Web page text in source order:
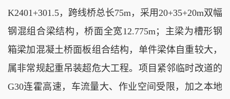
K2401+301.5，跨线桥总长75m，采用20+35+20m双幅
钢混组合梁结构，桥面全宽12.775m；主梁为槽形钢
箱梁加混凝土桥面板组合结构，单件梁体自重较大，
属非常规起重吊装超危大工程。项目紧邻临时改道的
G30连霍高速，车流量大、作业空间受限，加之本地